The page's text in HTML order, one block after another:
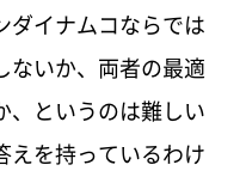
ダイナムコならでは
ないか、両者の最適
、というのは難しい
えを持っているわけ